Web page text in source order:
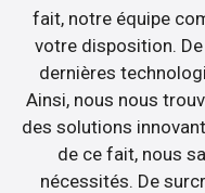
fait, notre équipe
votre disposition.
dernières
Ainsi, nous nous
des solutions
de ce fait, nous
nécessités. De